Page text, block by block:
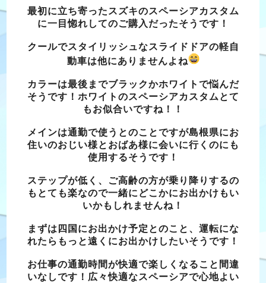
最初に立ち寄ったスズキのスペーシアカスタム
に一目惚れしてのご購入だったそうです！
クールでスタイリッシュなスライドドアの軽自
動車は他にありませんよね
カラーは最後までブラックかホワイトで悩んだ
そうです！ホワイトのスペーシアカスタムとて
もお似合いですね！！
メインは通勤で使うとのことですが島根県にお
住いのおじい様とおばあ様に会いに行くのにも
使用するそうです！
ステップが低く、ご高齢の方が乗り降りするの
もとても楽なので一緒にどこかにお出かけもい
いかもしれませんね！
まずは四国にお出かけ予定とのこと、運転にな
れたらもっと遠くにお出かけしたいそうです！
お仕事の通勤時間が快適で楽しくなること間違
いなしです！広々快適なスペーシアで心地よい